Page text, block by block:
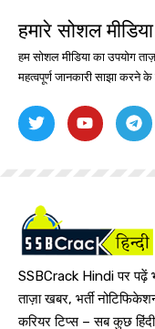
हमारे सोशल
हम सोशल मीडिया का उपयोग
महत्वपूर्ण जानकारी साझा करने
SSBCrack Hindi पर पढ़ें
ताज़ा खबर, भर्ती
करियर टिप्स – सब कुछ